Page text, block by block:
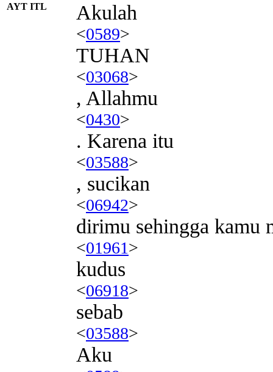
AYT ITL Akulah
<0589>
TUHAN
<03068>
, Allahmu
<0430>
. Karena itu
<03588>
, sucikan
<06942>
dirimu sehingga kamu
<01961>
kudus
<06918>
sebab
<03588>
Aku